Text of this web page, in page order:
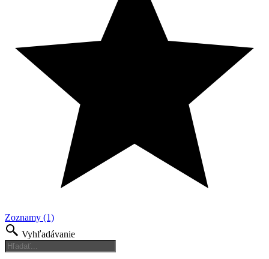
Zoznamy (1)
Vyhľadávanie